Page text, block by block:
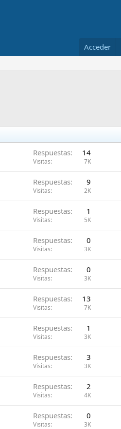
Acceder
Respuestas 14
Visitas 7K
Respuestas 9
Visitas 2K
Respuestas 1
Visitas 5K
Respuestas 0
Visitas 3K
Respuestas 0
Visitas 3K
Respuestas 13
Visitas 7K
Respuestas 1
Visitas 3K
Respuestas 3
Visitas 3K
Respuestas 2
Visitas 4K
Respuestas 0
Visitas 3K